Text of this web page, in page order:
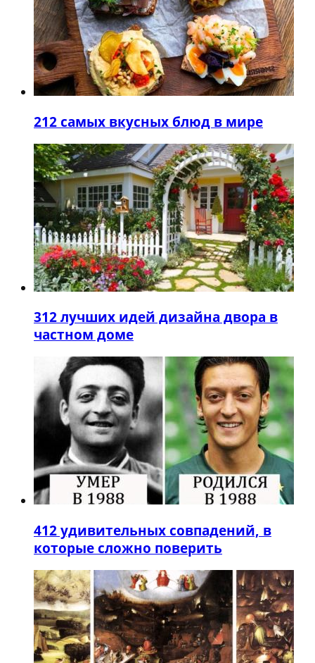
212 самых вкусных блюд в мире
312 лучших идей дизайна двора в
частном доме
412 удивительных совпадений, в
которые сложно поверить